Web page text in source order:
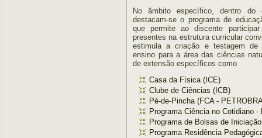
No âmbito específico, dentro do
destacam-se o programa de
que permite ao discente
presentes na estrutura curricular
estimula a criação e testagem de
ensino para a área das ciências
de extensão específicos como
Casa da Física (ICE)
Clube de Ciências (ICB)
Pé-de-Pincha (FCA -
Programa Ciência no Cotidiano -
Programa de Bolsas de
Programa Residência